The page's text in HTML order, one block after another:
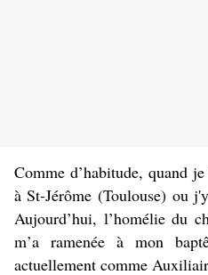
Comme d’habitude, quand
à St-Jérôme (Toulouse) ou
Aujourd’hui, l’homélie du
m’a ramenée à mon
actuellement comme